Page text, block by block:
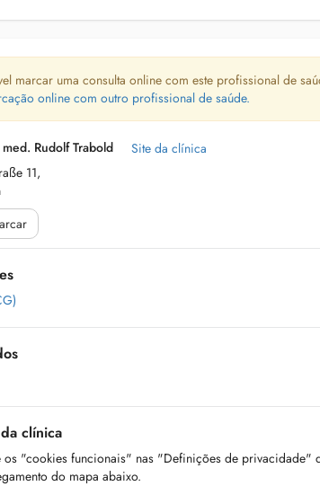
marcar uma consulta online com este profissional de
online com outro profissional de saúde.
Rudolf Trabold
11,
Site da clínica
clínica
os "cookies funcionais" nas "Definições de privacidade"
do mapa abaixo.